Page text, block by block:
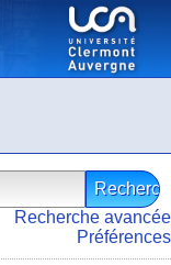
Recherche avancée
Préférences